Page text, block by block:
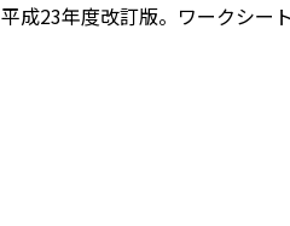
平成23年度改訂版。ワークシー